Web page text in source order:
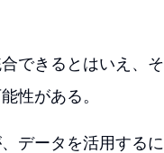
できるとはいえ、そ
性がある。
データを活用するに